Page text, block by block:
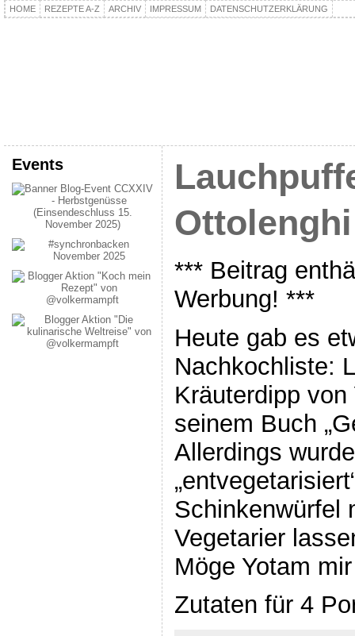
HOME REZEPTE A-Z ARCHIV IMPRESSUM DATENSCHUTZERKLÄRUNG
Events
Ottolenghi
*** Beitrag
Werbung! ***
Heute gab es
Nachkochliste:
Kräuterdipp
seinem Buch
Allerdings
Schinkenwürfel
Vegetarier
Möge Yotam
Zutaten für 4